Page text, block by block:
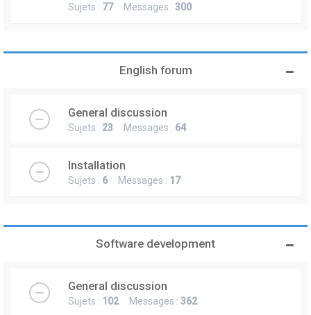
Sujets : 77Messages : 300
English forum
General discussion
Sujets : 23 Messages : 64
Installation
Sujets : 6 Messages : 17
Software development
General discussion
Sujets : 102Messages : 362